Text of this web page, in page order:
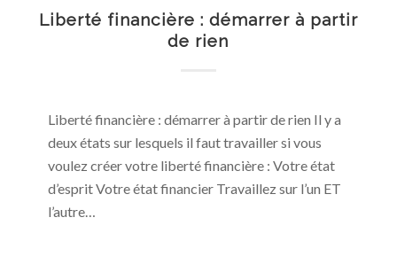
Liberté financière : démarrer à partir
de rien
Liberté financière : démarrer à partir de rien Il y a
deux états sur lesquels il faut travailler si vous
voulez créer votre liberté financière : Votre état
d’esprit Votre état financier Travaillez sur l’un ET
l’autre…